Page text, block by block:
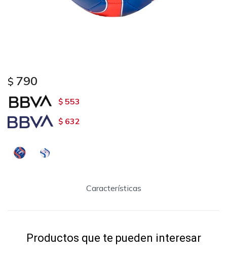
$ 790
$ 553
$ 632
Características
Productos que te pueden interesar